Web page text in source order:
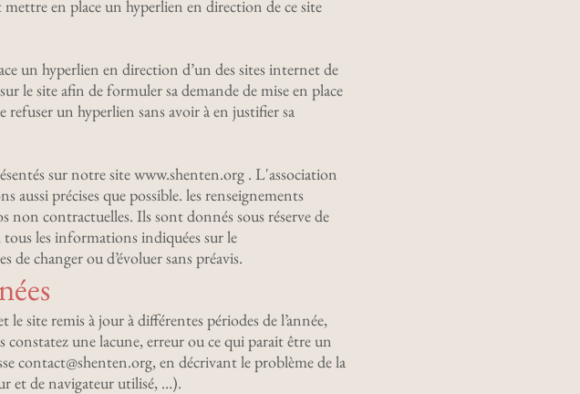
en place un hyperlien en direction de ce site
un hyperlien en direction d’un des sites internet de
le site afin de formuler sa demande de mise en place
refuser un hyperlien sans avoir à en justifier sa
sur notre site www.shenten.org . L'association
précises que possible. les renseignements
contractuelles. Ils sont donnés sous réserve de
les informations indiquées sur le
changer ou d’évoluer sans préavis.
site remis à jour à différentes périodes de l’année,
une lacune, erreur ou ce qui parait être un
contact@shenten.org, en décrivant le problème de la
et de navigateur utilisé, …).